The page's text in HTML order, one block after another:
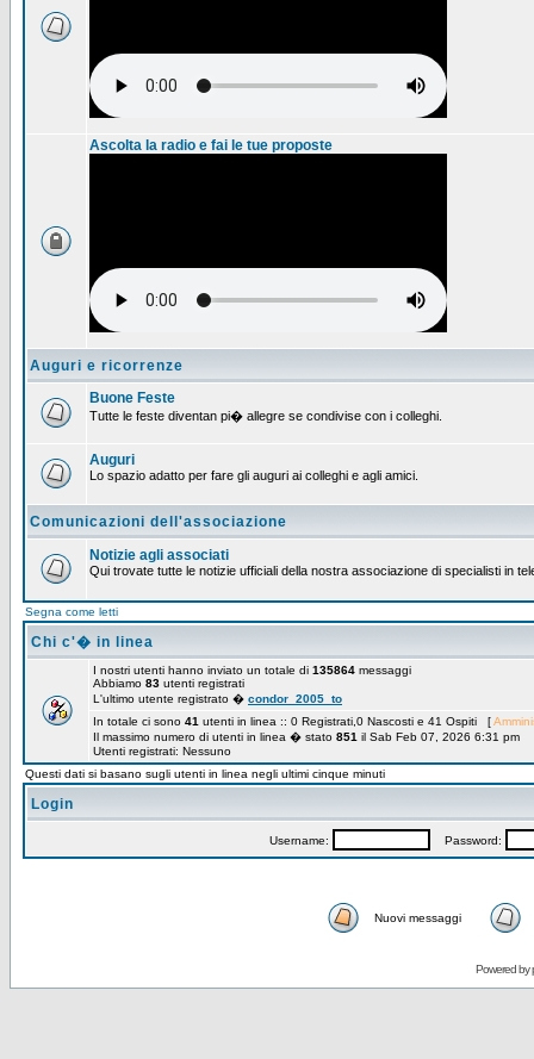
Ascolta la radio e fai le tue proposte
Auguri e ricorrenze
Buone Feste
Tutte le feste diventan pi� allegre se condivise con i colleghi.
Auguri
Lo spazio adatto per fare gli auguri ai colleghi e agli amici.
Comunicazioni dell'associazione
Notizie agli associati
Qui trovate tutte le notizie ufficiali della nostra associazione di specialisti in
Segna come letti
Chi c'� in linea
I nostri utenti hanno inviato un totale di 135864 messaggi
Abbiamo 83 utenti registrati
L'ultimo utente registrato � condor_2005_to
In totale ci sono 41 utenti in linea :: 0 Registrati,0 Nascosti e 41 Ospiti [
Il massimo numero di utenti in linea � stato 851 il Sab Feb 07, 2026 6:31 pm
Utenti registrati: Nessuno
Questi dati si basano sugli utenti in linea negli ultimi cinque minuti
Login
Username: Password:
Nuovi messaggi
Powered by